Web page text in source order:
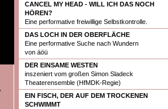
CANCEL MY HEAD - WILL ICH DAS NOCH
HÖREN?
Eine performative freiwillige Selbstkontrolle.
DAS LOCH IN DER OBERFLÄCHE
Eine performative Suche nach Wundern
von äöü
DER EINSAME WESTEN
inszeniert vom großen Simon Sladeck
Theaterensemble (HfMDK-Regie)
EIN FISCH, DER AUF DEM TROCKENEN
SCHWIMMT